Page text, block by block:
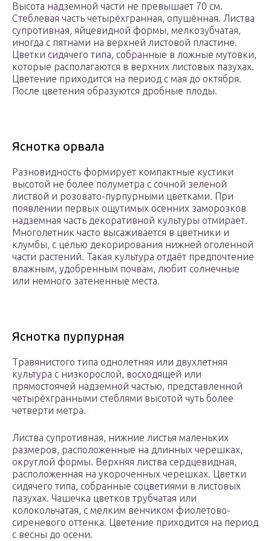
Высота надземной части не превышает 70 см.
Стеблевая часть четырёхгранная, опушённая. Листва
супротивная, яйцевидной формы, мелкозубчатая,
иногда с пятнами на верхней листовой пластине.
Цветки сидячего типа, собранные в ложные мутовки,
которые располагаются в верхних листовых пазухах.
Цветение приходится на период с мая до октября.
После цветения образуются дробные плоды.
Яснотка орвала
Разновидность формирует компактные кустики
высотой не более полуметра с сочной зеленой
листвой и розовато-пурпурными цветками. При
появлении первых ощутимых осенних заморозков
надземная часть декоративной культуры отмирает.
Многолетник часто высаживается в цветники и
клумбы, с целью декорирования нижней оголенной
части растений. Такая культура отдаёт предпочтение
влажным, удобренным почвам, любит солнечные
или немного затененные места.
Яснотка пурпурная
Травянистого типа однолетняя или двухлетняя
культура с низкорослой, восходящей или
прямостоячей надземной частью, представленной
четырёхгранными стеблями высотой чуть более
четверти метра.
Листва супротивная, нижние листья маленьких
размеров, расположенные на длинных черешках,
округлой формы. Верхняя листва сердцевидная,
расположенная на укороченных черешках. Цветки
сидячего типа, собранные соцветиями в листовых
пазухах. Чашечка цветков трубчатая или
колокольчатая, с мелким венчиком фиолетово-
сиреневого оттенка. Цветение приходится на период
с весны до осени.